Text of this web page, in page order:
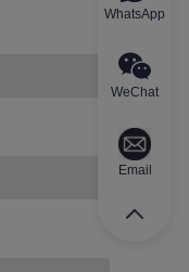
WhatsApp
WeChat
Email